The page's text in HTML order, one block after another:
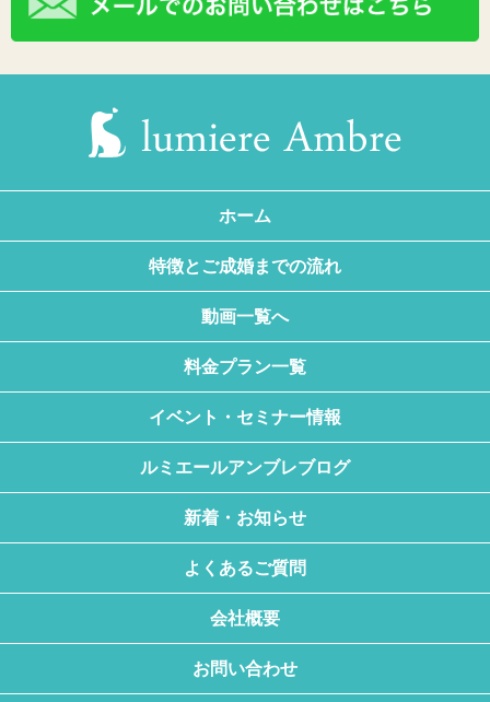
ホーム
特徴とご成婚までの流れ
動画一覧へ
料金プラン一覧
イベント・セミナー情報
ルミエールアンブレブログ
新着・お知らせ
よくあるご質問
会社概要
お問い合わせ